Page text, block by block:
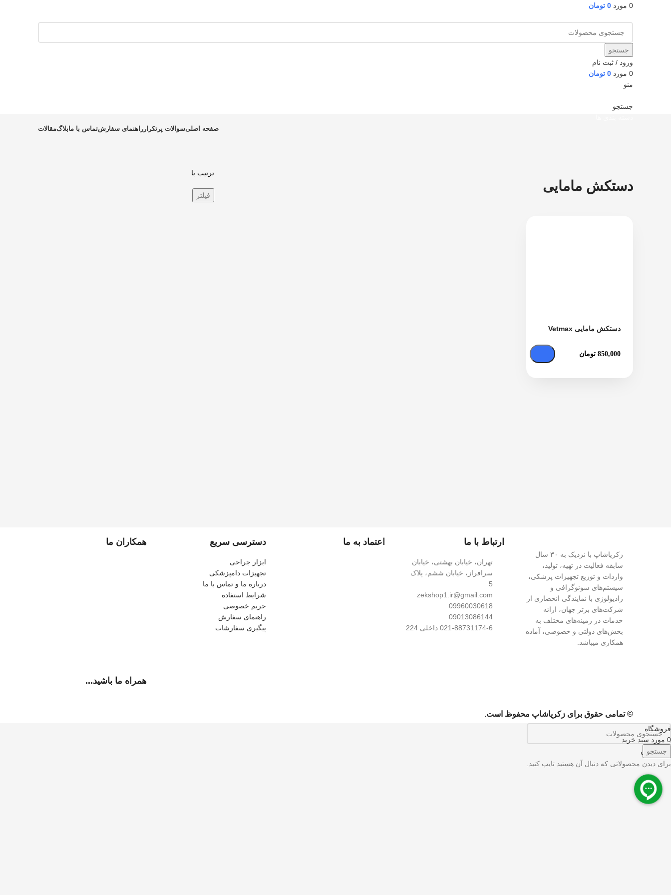
0 مورد 0 تومان
جستجو
ورود / ثبت نام
0 مورد 0 تومان
منو
جستجو
صفحه اصلیسوالات پرتکرار راهنمای سفارشتماس با مابلاگمقالات
دستکش مامایی
ترتیب با
فیلتر
دستکش مامایی Vetmax
850,000 تومان
زکریاشاپ با نزدیک به ۳۰ سال
سابقه فعالیت در تهیه، تولید،
واردات و توزیع تجهیزات پزشکی،
سیستم‌های سونوگرافی و
رادیولوژی با نمایندگی انحصاری از
شرکت‌های برتر جهان، ارائه
خدمات در زمینه‌های مختلف به
بخش‌های دولتی و خصوصی، آماده
همکاری میباشد.
ارتباط با ما
تهران، خیابان بهشتی، خیابان
سرافراز، خیابان ششم، پلاک
5
zekshop1.ir@gmail.com
09960030618
09013086144
021-88731174-6 داخلی 224
اعتماد به ما دسترسی سریع
ابزار جراحی
تجهیزات دامپزشکی
درباره ما و تماس با ما
شرایط استفاده
حریم خصوصی
راهنمای سفارش
پیگیری سفارشات
همکاران ما
همراه ما باشید...
© تمامی حقوق برای زکریاشاپ محفوظ است.
جستجو
برای دیدن محصولاتی که دنبال آن هستید تایپ کنید.
فروشگاه
0 مورد سبد خرید
حساب من